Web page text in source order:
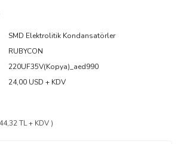
SMD Elektrolitik Kondansatörler
RUBYCON
220UF35V(Kopya)_aed990
24,00 USD + KDV
TL + KDV )